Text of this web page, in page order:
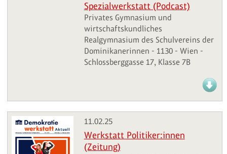
Spezialwerkstatt (Podcast)
Privates Gymnasium und
wirtschaftskundliches
Realgymnasium des Schulvereins der
Dominikanerinnen - 1130 - Wien -
Schlossberggasse 17, Klasse 7B
11.02.25
Werkstatt Politiker:innen
(Zeitung)